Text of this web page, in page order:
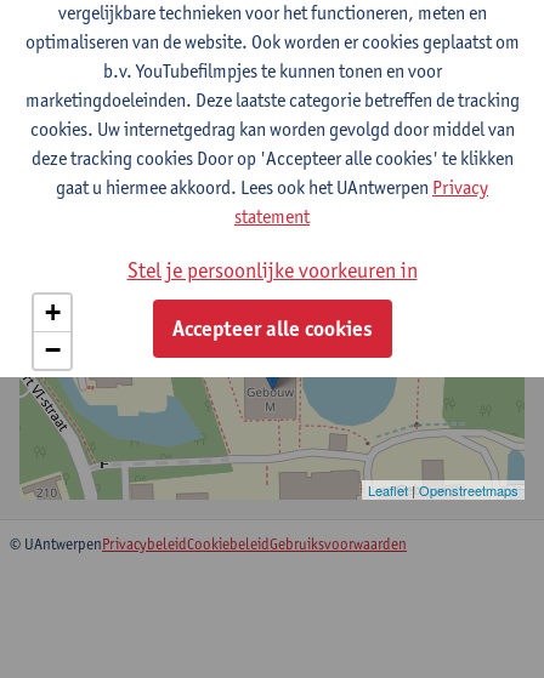
Contact
Vaardighedenteam
Toon e-mailadres
Campus Drie Eiken - gebouw M, D.M.1.11
Universiteitsplein 1
2610 Wilrijk, België
+
−
Leaflet|Openstreetmaps
© UAntwerpenPrivacybeleidCookiebeleidGebruiksvoorwaarden
vergelijkbare technieken voor het functioneren, meten en
optimaliseren van de website. Ook worden er cookies geplaatst om
b.v. YouTubefilmpjes te kunnen tonen en voor
marketingdoeleinden. Deze laatste categorie betreffen de tracking
cookies. Uw internetgedrag kan worden gevolgd door middel van
deze tracking cookies Door op 'Accepteer alle cookies' te klikken
gaat u hiermee akkoord. Lees ook het UAntwerpen Privacy
statement
Stel je persoonlijke voorkeuren in
Accepteer alle cookies